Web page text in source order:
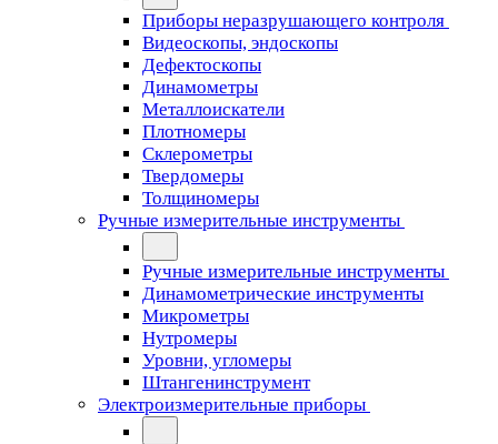
Приборы неразрушающего контроля
Видеоскопы, эндоскопы
Дефектоскопы
Динамометры
Металлоискатели
Плотномеры
Склерометры
Твердомеры
Толщиномеры
Ручные измерительные инструменты
Ручные измерительные инструменты
Динамометрические инструменты
Микрометры
Нутромеры
Уровни, угломеры
Штангенинструмент
Электроизмерительные приборы